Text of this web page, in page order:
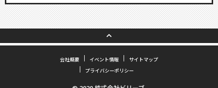
会社概要 イベント情報
サイトマップ
プライバシーポリシー